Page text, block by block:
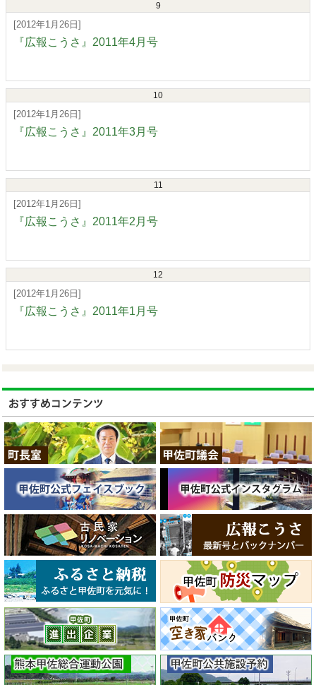
9
[2012年1月26日]
『広報こうさ』2011年4月号
10
[2012年1月26日]
『広報こうさ』2011年3月号
11
[2012年1月26日]
『広報こうさ』2011年2月号
12
[2012年1月26日]
『広報こうさ』2011年1月号